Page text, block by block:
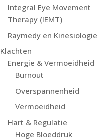
Integral Eye Movement
Therapy (IEMT)
Raymedy en Kinesiologie
Klachten
Energie & Vermoeidheid
Burnout
Overspannenheid
Vermoeidheid
Hart & Regulatie
Hoge Bloeddruk